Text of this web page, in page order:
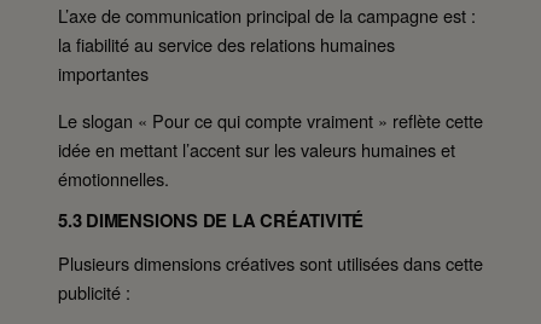
L’axe de communication principal de la campagne est :
la fiabilité au service des relations humaines
importantes
Le slogan « Pour ce qui compte vraiment » reflète cette
idée en mettant l’accent sur les valeurs humaines et
émotionnelles.
5.3 DIMENSIONS DE LA CRÉATIVITÉ
Plusieurs dimensions créatives sont utilisées dans cette
publicité :